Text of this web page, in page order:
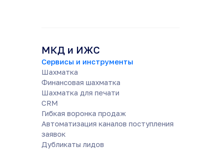
МКД и ИЖС
Сервисы и инструменты
Шахматка
Финансовая шахматка
Шахматка для печати
CRM
Гибкая воронка продаж
Автоматизация каналов поступления
заявок
Дубликаты лидов